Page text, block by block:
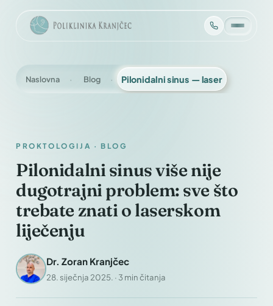
Naslovna Blog Pilonidalni sinus — laser
PROKTOLOGIJA · BLOG
Pilonidalni sinus više nije
dugotrajni problem: sve što
trebate znati o laserskom
liječenju
Dr. Zoran Kranjčec
28. siječnja 2025. · 3 min čitanja